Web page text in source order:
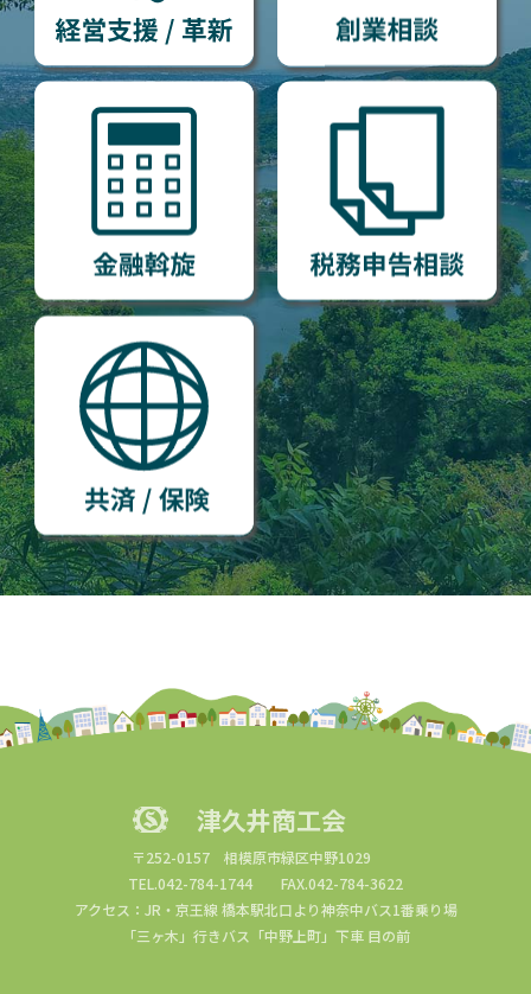
津久井商工会
〒252-0157 相模原市緑区中野1029
TEL.042-784-1744 FAX.042-784-3622
アクセス：JR・京王線 橋本駅北口より神奈中バス1番乗り場
「三ヶ木」行きバス「中野上町」下車 目の前